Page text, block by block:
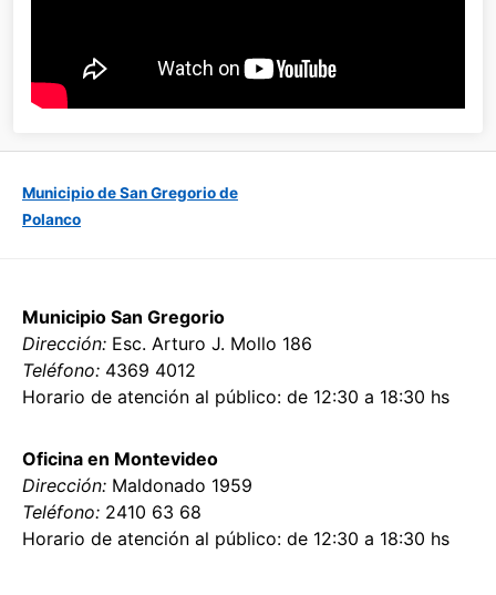
Municipio de San Gregorio de
Polanco
Municipio San Gregorio
Dirección: Esc. Arturo J. Mollo 186
Teléfono: 4369 4012
Horario de atención al público: de 12:30 a 18:30 hs
Oficina en Montevideo
Dirección: Maldonado 1959
Teléfono: 2410 63 68
Horario de atención al público: de 12:30 a 18:30 hs